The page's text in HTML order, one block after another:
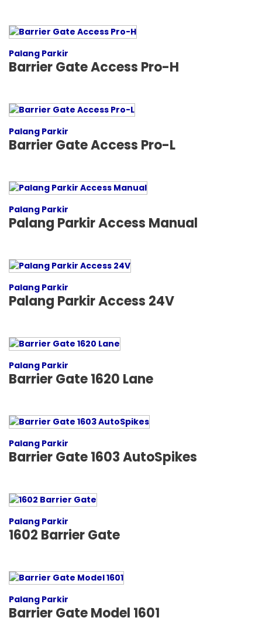
Palang Parkir
Barrier Gate Access Pro-H
Palang Parkir
Barrier Gate Access Pro-L
Palang Parkir
Palang Parkir Access Manual
Palang Parkir
Palang Parkir Access 24V
Palang Parkir
Barrier Gate 1620 Lane
Palang Parkir
Barrier Gate 1603 AutoSpikes
Palang Parkir
1602 Barrier Gate
Palang Parkir
Barrier Gate Model 1601